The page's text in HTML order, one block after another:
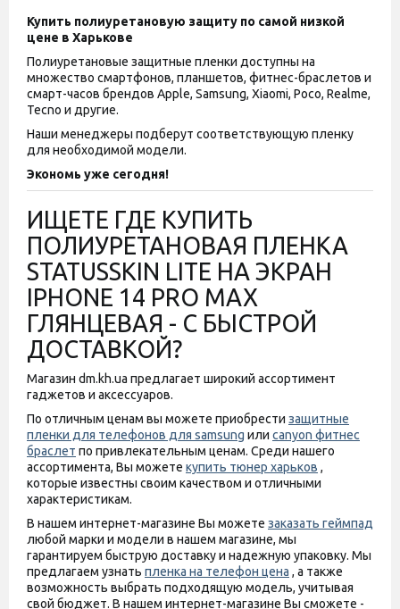
Купить полиуретановую защиту по самой низкой
цене в Харькове
Полиуретановые защитные пленки доступны на
множество смартфонов, планшетов, фитнес-браслетов и
смарт-часов брендов Apple, Samsung, Xiaomi, Poco, Realme,
Tecno и другие.
Наши менеджеры подберут соответствующую пленку
для необходимой модели.
Экономь уже сегодня!
ИЩЕТЕ ГДЕ КУПИТЬ
ПОЛИУРЕТАНОВАЯ ПЛЕНКА
STATUSSKIN LITE НА ЭКРАН
IPHONE 14 PRO MAX
ГЛЯНЦЕВАЯ - С БЫСТРОЙ
ДОСТАВКОЙ?
Магазин dm.kh.ua предлагает широкий ассортимент
гаджетов и аксессуаров.
По отличным ценам вы можете приобрести защитные
пленки для телефонов для samsung или canyon фитнес
браслет по привлекательным ценам. Среди нашего
ассортимента, Вы можете купить тюнер харьков ,
которые известны своим качеством и отличными
характеристикам.
В нашем интернет-магазине Вы можете заказать геймпад
любой марки и модели в нашем магазине, мы
гарантируем быструю доставку и надежную упаковку. Мы
предлагаем узнать пленка на телефон цена , а также
возможность выбрать подходящую модель, учитывая
свой бюджет. В нашем интернет-магазине Вы сможете -